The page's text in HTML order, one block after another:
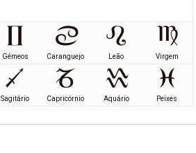
Gémeos Caranguejo Leão Virgem
Sagitário Capricórnio Aquário Peixes